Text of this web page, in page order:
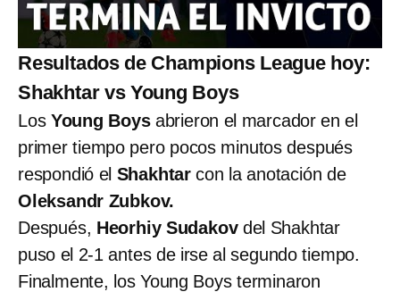
Resultados de Champions League hoy:
Shakhtar vs Young Boys
Los Young Boysabrieron el marcador en el
primer tiempo pero pocos minutos después
respondió el Shakhtar con la anotación de
Oleksandr Zubkov.
Después, Heorhiy Sudakovdel Shakhtar
puso el 2-1 antes de irse al segundo tiempo.
Finalmente, los Young Boys terminaron